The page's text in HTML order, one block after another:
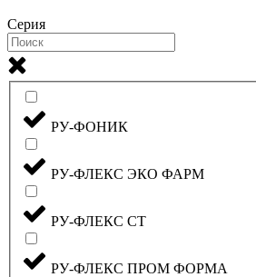
Серия
РУ-ФОНИК
РУ-ФЛЕКС ЭКО ФАРМ
РУ-ФЛЕКС СТ
РУ-ФЛЕКС ПРОМ ФОРМА